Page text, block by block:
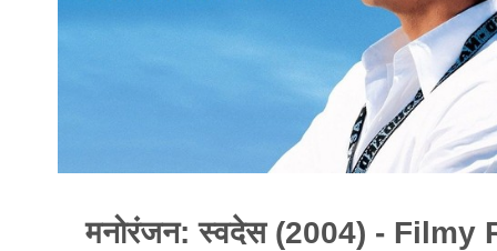
मनोरंजन: स्वदेस (2004) - Filmy